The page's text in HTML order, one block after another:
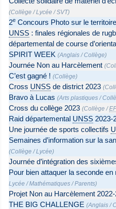
(Collège /Lycée /SVT)
2e Concours Photo sur le
UNSS : finales régionales de
départemental de course
SPIRIT WEEK (Anglais /Collège)
Journée Non au Harcèlement (
C’est gagné ! (Collège)
Cross UNSS de district 2023 (
Bravo à Lucas (Arts plastiques /
Cross du collège 2023 (Collège /
Raid départemental UNSS 2023-
Une journée de sports collectifs
Semaines d’information sur la
(Collège /Lycée)
Journée d’intégration des
Pour bien attaquer la seconde
Lycée /Mathématiques /Parents)
Projet Non au Harcèlement
THE BIG CHALLENGE (Anglais /